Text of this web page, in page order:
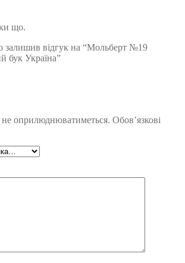
що.
залишив відгук на “Мольберт №19
бук Україна”
оприлюднюватиметься. Обов’язкові